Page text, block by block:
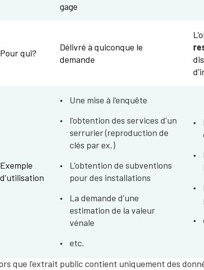
gage
Pour qui?
Délivré à quiconque le
demande
Exemple
d'utilisation
Une mise à l'enquête
l'obtention des services d'un
serrurier (reproduction de
clés par ex.)
L'obtention de subventions
pour des installations
La demande d'une
estimation de la valeur
vénale
etc.
que l'extrait public contient uniquement des